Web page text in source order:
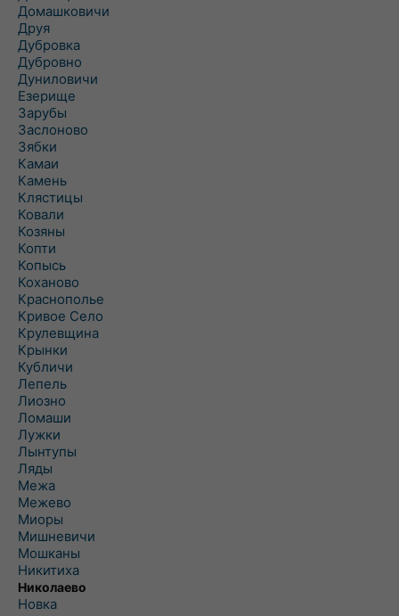
Домашковичи
Друя
Дубровка
Дубровно
Дуниловичи
Езерище
Зарубы
Заслоново
Зябки
Камаи
Камень
Клястицы
Ковали
Козяны
Копти
Копысь
Коханово
Краснополье
Кривое Село
Крулевщина
Крынки
Кубличи
Лепель
Лиозно
Ломаши
Лужки
Лынтупы
Ляды
Межа
Межево
Миоры
Мишневичи
Мошканы
Никитиха
Николаево
Новка